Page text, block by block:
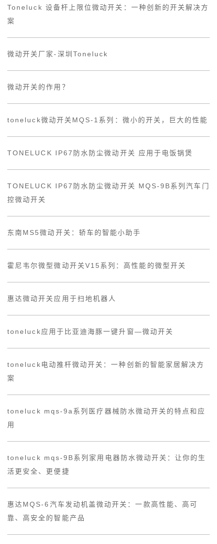
Toneluck 设备杆上限位微动开关：一种创新的开关解决方
案
微动开关厂家-深圳Toneluck
微动开关的作用？
toneluck微动开关MQS-1系列：微小的开关，巨大的性能
TONELUCK IP67防水防尘微动开关 应用于电饭锅煲
TONELUCK IP67防水防尘微动开关 MQS-9B系列汽车门
控微动开关
东南MS5微动开关：轿车的智能小助手
霍尼韦尔微型微动开关V15系列：高性能的微型开关
惠达微动开关应用于扫地机器人
toneluck应用于比亚迪海豚一键升窗—微动开关
toneluck电动推杆微动开关：一种创新的智能家居解决方
案
toneluck mqs-9a系列医疗器械防水微动开关的特点和应
用
toneluck mqs-9B系列家用电器防水微动开关：让你的生
活更安全、更便捷
惠达MQS-6汽车发动机盖微动开关：一款高性能、高可
靠、高安全的智能产品